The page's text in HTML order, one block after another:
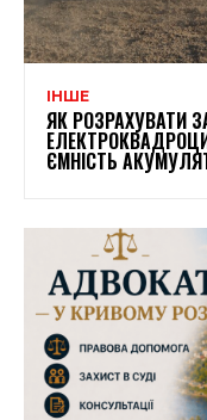
ІНШЕ
ЯК РОЗРАХУВАТИ
ЄМНІСТЬ